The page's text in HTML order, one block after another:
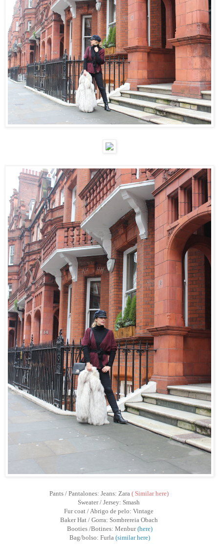
Pants / Pantalones: Jeans: Zara ( Similar here)
Sweater / Jersey: Smash
Fur coat / Abrigo de pelo: Vintage
Baker Hat / Gorra: Sombrereia Obach
Booties /Botines: Menbur(here)
Bag/bolso: Furla (similar here)